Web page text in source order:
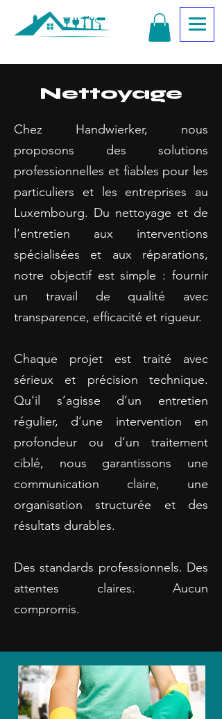
Nettoyage
Chez Handwierker, nous
proposons des solutions
professionnelles et fiables pour les
particuliers et les entreprises au
Luxembourg. Du nettoyage et de
l’entretien aux interventions
spécialisées et aux réparations,
notre objectif est simple : fournir
un travail de qualité avec
transparence, efficacité et rigueur.
Chaque projet est traité avec
sérieux et précision technique.
Qu’il s’agisse d’un entretien
régulier, d’une intervention en
profondeur ou d’un traitement
ciblé, nous garantissons une
communication claire, une
organisation structurée et des
résultats durables.
Des standards professionnels. Des
attentes claires. Aucun
compromis.